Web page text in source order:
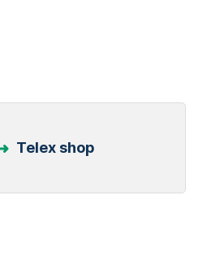
Telex shop